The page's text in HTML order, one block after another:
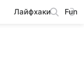
Лайфхаки Fun